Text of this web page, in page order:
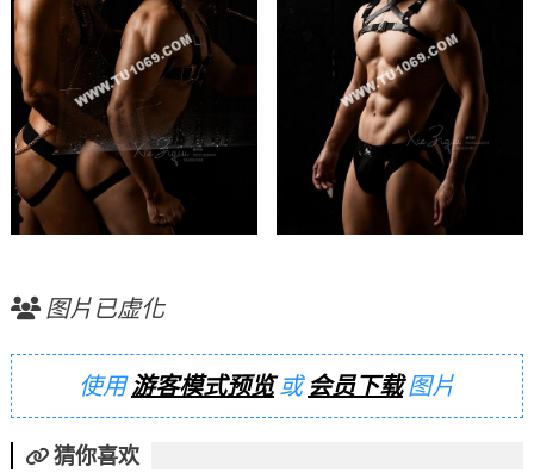
图片已虚化
使用游客模式预览或会员下载图片
猜你喜欢